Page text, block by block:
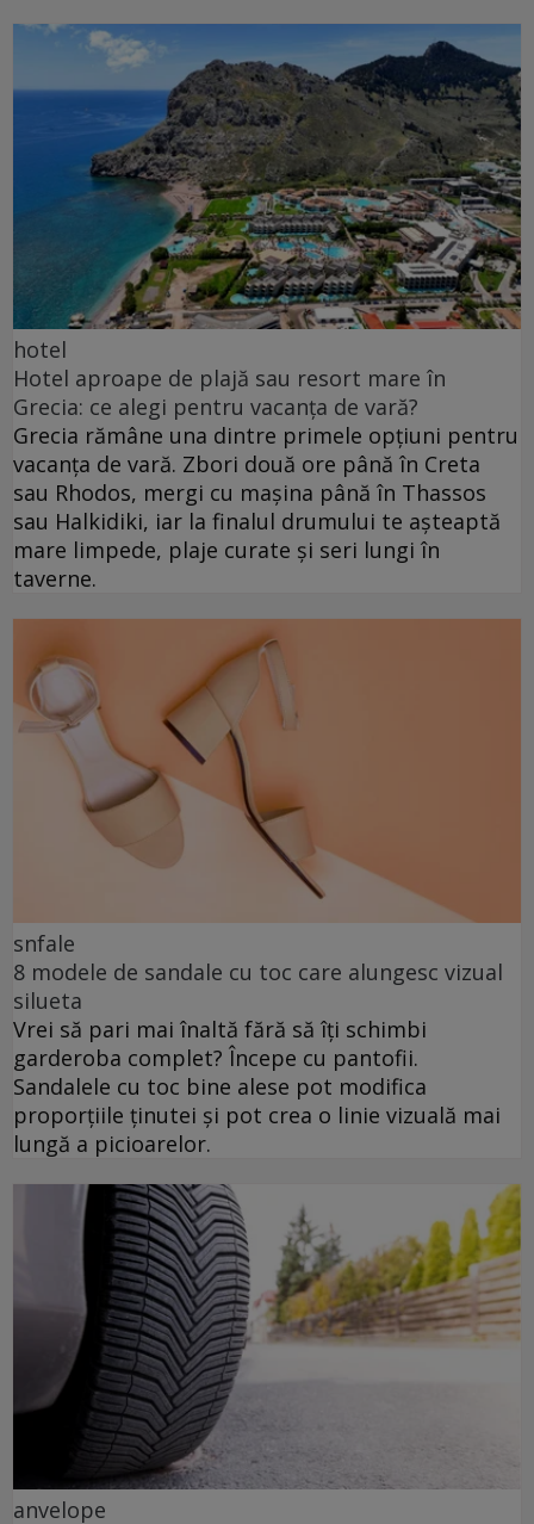
hotel
Hotel aproape de plajă sau resort mare în
Grecia: ce alegi pentru vacanța de vară?
Grecia rămâne una dintre primele opțiuni pentru
vacanța de vară. Zbori două ore până în Creta
sau Rhodos, mergi cu mașina până în Thassos
sau Halkidiki, iar la finalul drumului te așteaptă
mare limpede, plaje curate și seri lungi în
taverne.
snfale
8 modele de sandale cu toc care alungesc vizual
silueta
Vrei să pari mai înaltă fără să îți schimbi
garderoba complet? Începe cu pantofii.
Sandalele cu toc bine alese pot modifica
proporțiile ținutei și pot crea o linie vizuală mai
lungă a picioarelor.
anvelope